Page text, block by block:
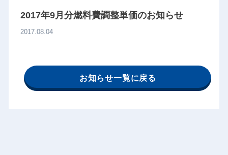
2017年9月分燃料費調整単価のお知らせ
2017.08.04
お知らせ一覧に戻る